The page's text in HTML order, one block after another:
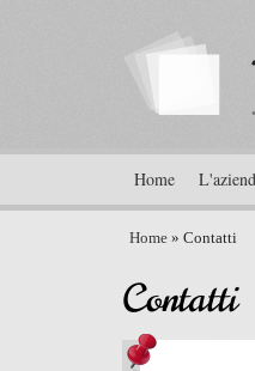
.
Home
Home » Contatti
Contatti